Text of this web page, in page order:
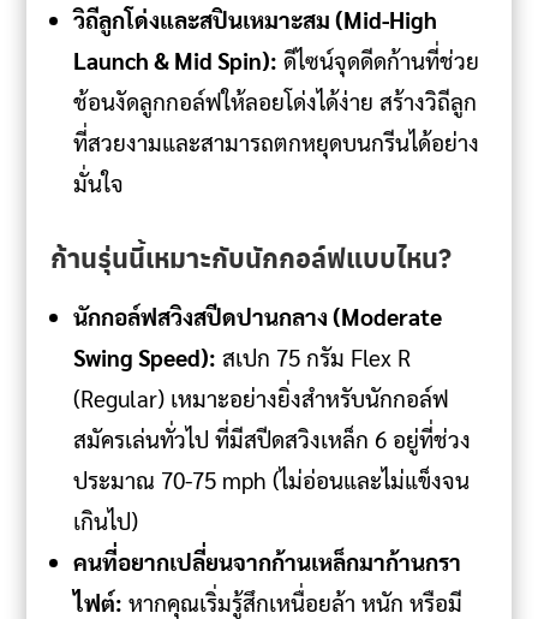
วิถีลูกโด่งและสปินเหมาะสม (Mid-High
Launch & Mid Spin): ดีไซน์จุดดีดก้านที่ช่วย
ช้อนงัดลูกกอล์ฟให้ลอยโด่งได้ง่าย สร้างวิถีลูก
ที่สวยงามและสามารถตกหยุดบนกรีนได้อย่าง
มั่นใจ
ก้านรุ่นนี้เหมาะกับนักกอล์ฟแบบไหน?
นักกอล์ฟสวิงสปีดปานกลาง (Moderate
Swing Speed): สเปก 75 กรัม Flex R
(Regular) เหมาะอย่างยิ่งสำหรับนักกอล์ฟ
สมัครเล่นทั่วไป ที่มีสปีดสวิงเหล็ก 6 อยู่ที่ช่วง
ประมาณ 70-75 mph (ไม่อ่อนและไม่แข็งจน
เกินไป)
คนที่อยากเปลี่ยนจากก้านเหล็กมาก้านกรา
ไฟต์: หากคุณเริ่มรู้สึกเหนื่อยล้า หนัก หรือมี